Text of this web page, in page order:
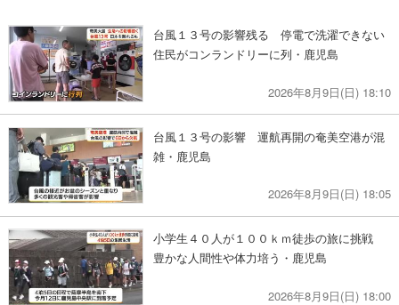
台風１３号の影響残る 停電で洗濯できない
住民がコンランドリーに列・鹿児島
2026年8月9日(日) 18:10
台風１３号の影響 運航再開の奄美空港が混
雑・鹿児島
2026年8月9日(日) 18:05
小学生４０人が１００ｋｍ徒歩の旅に挑戦
豊かな人間性や体力培う・鹿児島
2026年8月9日(日) 18:00